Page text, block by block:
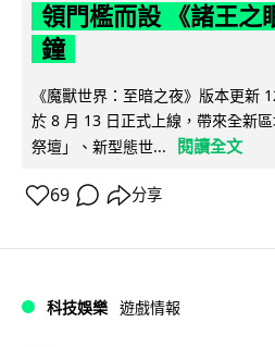
領門檻而設 《諸王之
鐘
《魔獸世界：至暗之夜》版本更新
於 8 月 13 日正式上線，帶來全新
祭壇」、新型態世...
閱讀全文
69 分享
科技娛樂 遊戲情報